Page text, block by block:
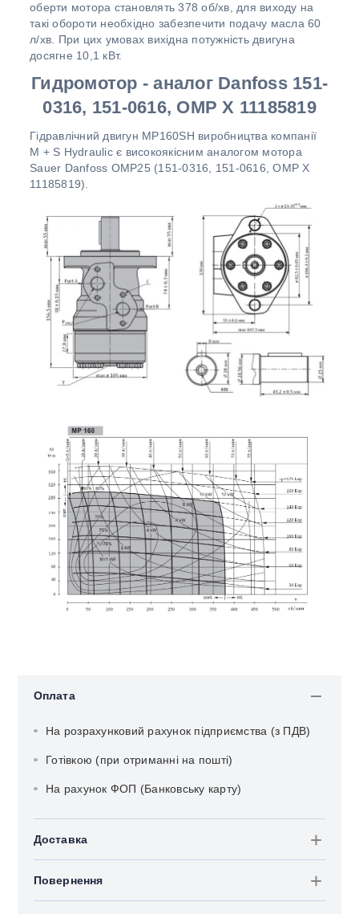
оберти мотора становлять 378 об/хв, для виходу на
такі обороти необхідно забезпечити подачу масла 60
л/хв. При цих умовах вихідна потужність двигуна
досягне 10,1 кВт.
Гидромотор - аналог Danfoss 151-
0316, 151-0616, OMP X 11185819
Гідравлічний двигун MР160SH виробництва компанії
M + S Hydraulic є високоякісним аналогом мотора
Sauer Danfoss ОМP25 (151-0316, 151-0616, OMP X
11185819).
Оплата
На розрахунковий рахунок підприємства (з ПДВ)
Готівкою (при отриманні на пошті)
На рахунок ФОП (Банковську карту)
Доставка
Повернення